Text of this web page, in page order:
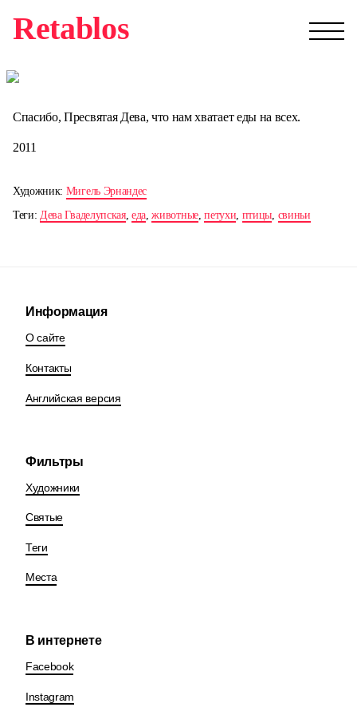
Retablos
Спасибо, Пресвятая Дева, что нам хватает еды на всех.
2011
Художник: Мигель Эрнандес
Теги: Дева Гваделупская,еда ,животные,петухи птицы свиньи
Информация
О сайте
Контакты
Английская версия
Фильтры
Художники
Святые
Теги
Места
В интернете
Facebook
Instagram